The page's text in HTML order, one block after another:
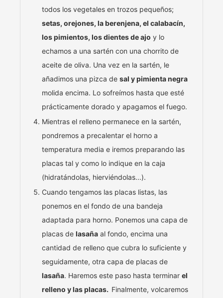
todos los vegetales en trozos pequeños;
setas, orejones, la berenjena, el calabacín,
los pimientos, los dientes de ajo y lo
echamos a una sartén con una chorrito de
aceite de oliva. Una vez en la sartén, le
añadimos una pizca de sal y pimienta negra
molida encima. Lo sofreímos hasta que esté
prácticamente dorado y apagamos el fuego.
Mientras el relleno permanece en la sartén,
pondremos a precalentar el horno a
temperatura media e iremos preparando las
placas tal y como lo indique en la caja
(hidratándolas, hierviéndolas...).
Cuando tengamos las placas listas, las
ponemos en el fondo de una bandeja
adaptada para horno. Ponemos una capa de
placas de lasaña al fondo, encima una
cantidad de relleno que cubra lo suficiente y
seguidamente, otra capa de placas de
lasaña. Haremos este paso hasta terminar el
relleno y las placas. Finalmente, volcaremos